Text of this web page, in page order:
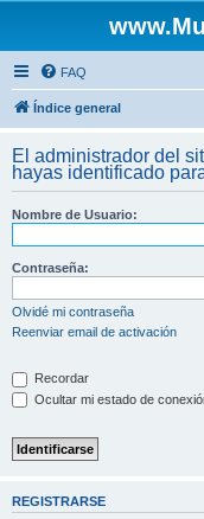
FAQ
Índice general
El administrador del
hayas identificado
Nombre de Usuario:
Contraseña:
Olvidé mi contraseña
Reenviar email de activación
Recordar
Ocultar mi estado de
REGISTRARSE